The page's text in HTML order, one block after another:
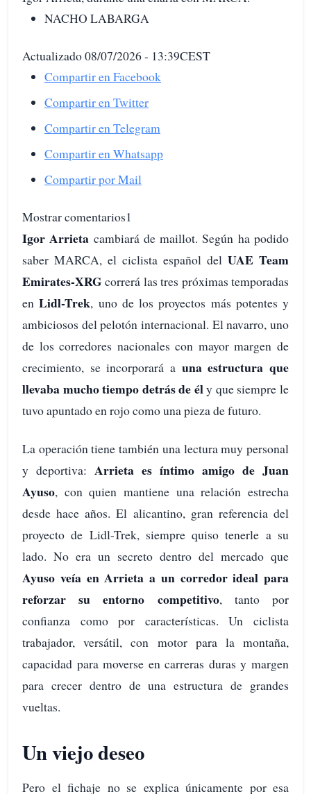
NACHO LABARGA
Actualizado 08/07/2026 - 13:39CEST
Compartir en Facebook
Compartir en Twitter
Compartir en Telegram
Compartir en Whatsapp
Compartir por Mail
Mostrar comentarios1
Igor Arrieta cambiará de maillot. Según ha podido
saber MARCA, el ciclista español del UAE Team
Emirates-XRGcorrerá las tres próximas temporadas
enLidl-Trek, uno de los proyectos más potentes y
ambiciosos del pelotón internacional. El navarro, uno
de los corredores nacionales con mayor margen de
crecimiento, se incorporará a una estructura que
llevaba mucho tiempo detrás de ély que siempre le
tuvo apuntado en rojo como una pieza de futuro.
La operación tiene también una lectura muy personal
y deportiva: Arrieta es íntimo amigo de Juan
Ayuso, con quien mantiene una relación estrecha
desde hace años. El alicantino, gran referencia del
proyecto de Lidl-Trek, siempre quiso tenerle a su
lado. No era un secreto dentro del mercado que
Ayuso veía en Arrieta a un corredor ideal para
reforzar su entorno competitivo, tanto por
confianza como por características. Un ciclista
trabajador, versátil, con motor para la montaña,
capacidad para moverse en carreras duras y margen
para crecer dentro de una estructura de grandes
vueltas.
Un viejo deseo
Pero el fichaje no se explica únicamente por esa